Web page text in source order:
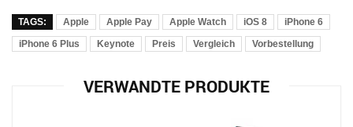
TAGS: Apple Apple Pay Apple Watch iOS 8
iPhone 6
iPhone 6 Plus
Keynote Preis Vergleich Vorbestellung
VERWANDTE PRODUKTE